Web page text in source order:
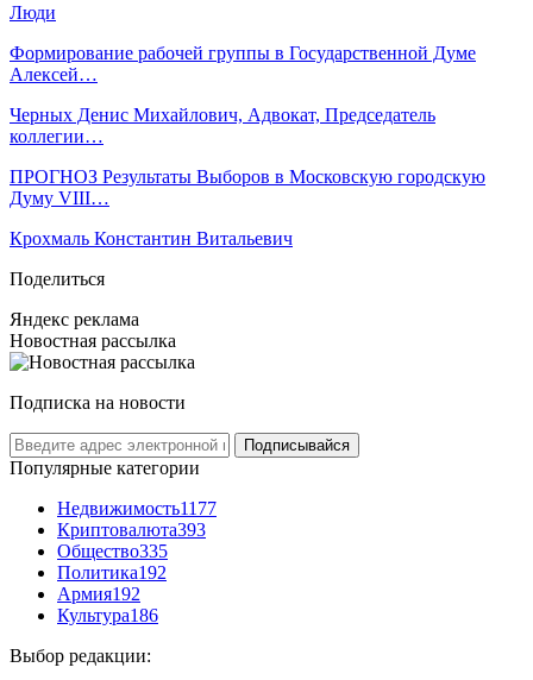
Люди
Формирование рабочей группы в Государственной Думе
Алексей…
Черных Денис Михайлович, Адвокат, Председатель
коллегии…
ПРОГНОЗ Результаты Выборов в Московскую городскую
Думу VIII…
Крохмаль Константин Витальевич
Поделиться
Яндекс реклама
Новостная рассылка
Подписка на новости
Подписывайся
Популярные категории
Недвижимость1177
Криптовалюта393
Общество335
Политика192
Армия192
Культура186
Выбор редакции: